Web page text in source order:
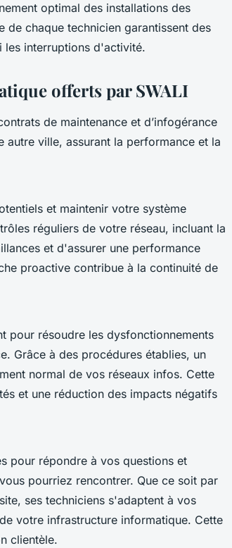
optimal des installations des
chaque technicien garantissent des
les interruptions d'activité.
offerts par SWALI
de maintenance et d’infogérance
autre ville, assurant la performance et la
et maintenir votre système
réguliers de votre réseau, incluant la
et d'assurer une performance
proactive contribue à la continuité de
pour résoudre les dysfonctionnements
Grâce à des procédures établies, un
normal de vos réseaux infos. Cette
et une réduction des impacts négatifs
pour répondre à vos questions et
pourriez rencontrer. Que ce soit par
ses techniciens s'adaptent à vos
votre infrastructure informatique. Cette
clientèle.